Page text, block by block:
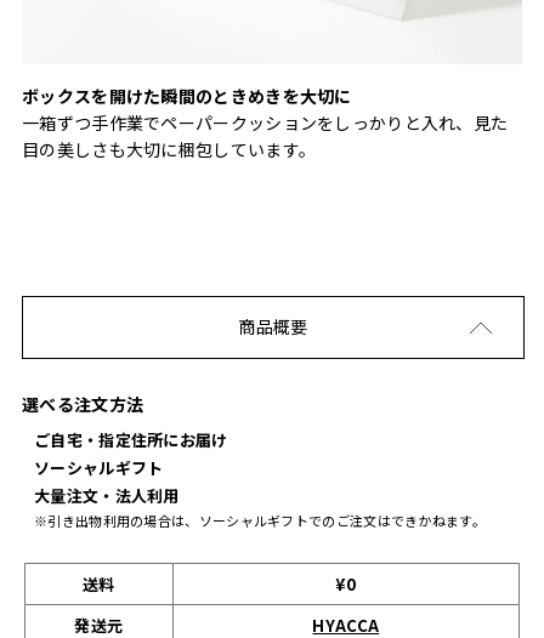
ボックスを開けた瞬間のときめきを大切に
一箱ずつ手作業でペーパークッションをしっかりと入れ、見た
目の美しさも大切に梱包しています。
商品概要
選べる注文方法
ご自宅・指定住所にお届け
ソーシャルギフト
大量注文・法人利用
※引き出物利用の場合は、ソーシャルギフトでのご注文はできかねます。
送料
¥0
発送元
HYACCA